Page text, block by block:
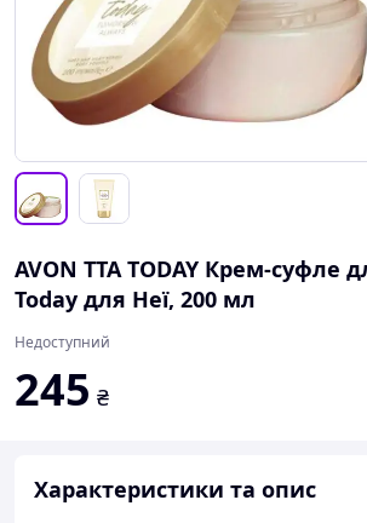
AVON TTA TODAY Крем-суфле
Today для Неї, 200 мл
Недоступний
245 ₴
Характеристики та опис